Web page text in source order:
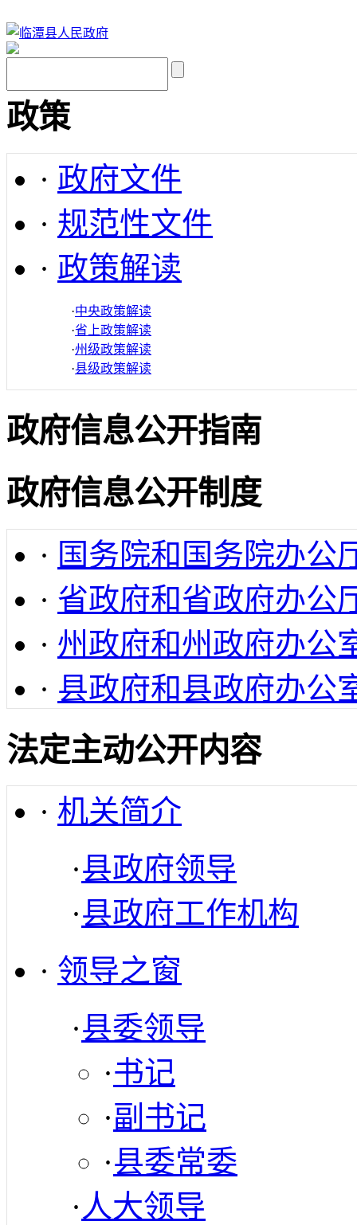
政策
· 政府文件
· 规范性文件
· 政策解读
·中央政策解读
·省上政策解读
·州级政策解读
·县级政策解读
政府信息公开指南
政府信息公开制度
· 国务院和国务院办公
· 省政府和省政府办公
· 州政府和州政府办公
· 县政府和县政府办公
法定主动公开内容
· 机关简介
·县政府领导
·县政府工作机构
· 领导之窗
·县委领导
·书记
·副书记
·县委常委
· 人大领导